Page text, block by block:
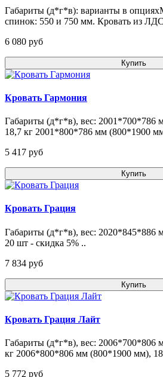
Габариты (д*г*в): варианты в
спинок: 550 и 750 мм. Кровать из
6 080 pуб
Купить
Кровать Гармония
Габариты (д*г*в), вес: 2001*700*786
18,7 кг 2001*800*786 мм (800*1900
5 417 pуб
Купить
Кровать Грация
Габариты (д*г*в), вес: 2020*845*886
20 шт - скидка 5% ..
7 834 pуб
Купить
Кровать Грация Лайт
Габариты (д*г*в), вес: 2006*700*806
кг 2006*800*806 мм (800*1900 мм),
5 772 pуб